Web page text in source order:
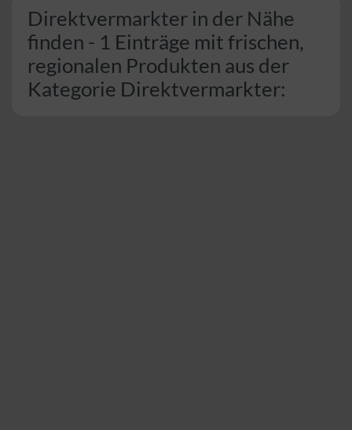
Direktvermarkter in der Nähe
finden - 1 Einträge mit frischen,
regionalen Produkten aus der
Kategorie Direktvermarkter: